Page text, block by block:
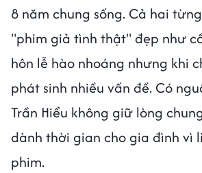
8 năm chung sống. Cả hai
"phim giả tình thật" đẹp như
hôn lễ hào nhoáng nhưng khi
phát sinh nhiều vấn đề. Có
Trần Hiểu không giữ lòng
dành thời gian cho gia đình vì
phim.